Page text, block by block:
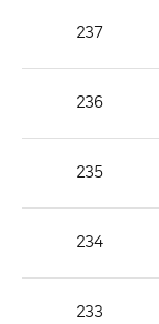
호,
록
237
236
235
234
233